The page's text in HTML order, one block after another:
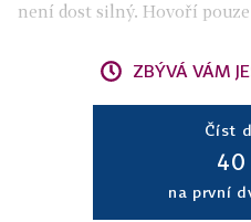
není dost silný. Hovoří pouze
ZBÝVÁ VÁM
Číst
40
na první